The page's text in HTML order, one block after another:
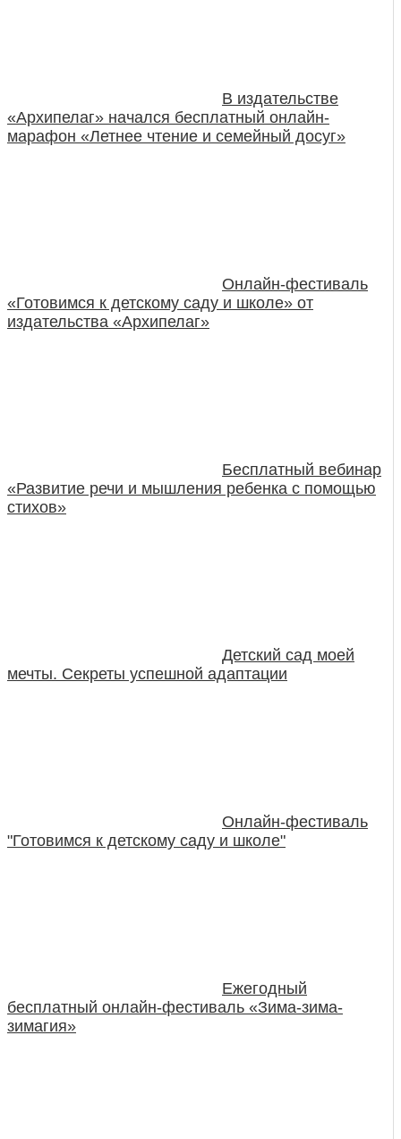
В издательстве
«Архипелаг» начался бесплатный онлайн-
марафон «Летнее чтение и семейный досуг»
Онлайн-фестиваль
«Готовимся к детскому саду и школе» от
издательства «Архипелаг»
Бесплатный вебинар
«Развитие речи и мышления ребенка с помощью
стихов»
Детский сад моей
мечты. Секреты успешной адаптации
Онлайн-фестиваль
"Готовимся к детскому саду и школе"
Ежегодный
бесплатный онлайн-фестиваль «Зима-зима-
зимагия»